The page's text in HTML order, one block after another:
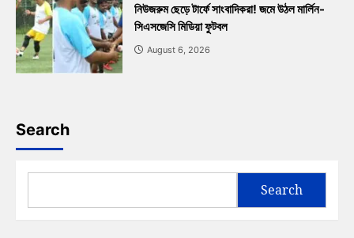
নিউজরুম ছেড়ে টার্ফে সাংবাদিকরা! জমে উঠল মার্লিন-
সিএসজেসি মিডিয়া ফুটবল
August 6, 2026
Search
Search